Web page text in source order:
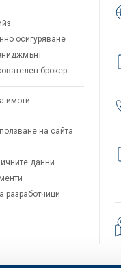
осигуряване
брокер
имоти
на сайта
данни
разработчици